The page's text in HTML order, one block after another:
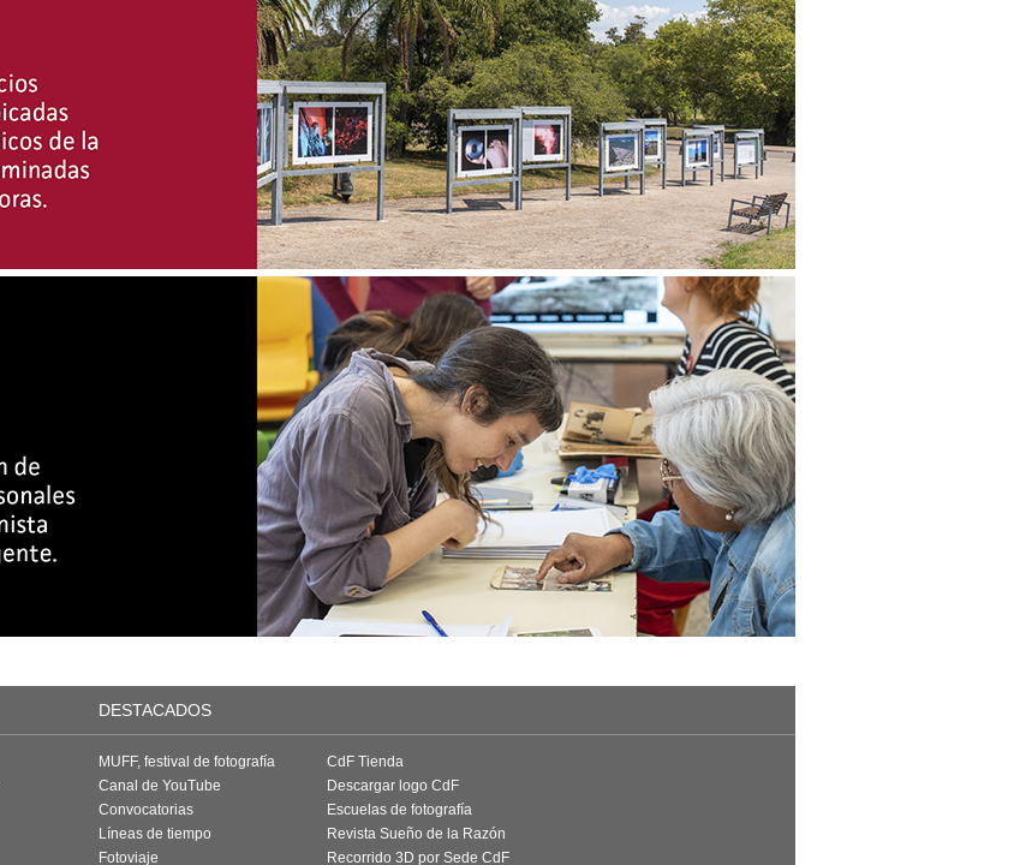
DESTACADOS
MUFF, festival de fotografía
Canal de YouTube
Convocatorias
Líneas de tiempo
Fotoviaje
CdF Tienda
Descargar logo CdF
Escuelas de fotografía
Revista Sueño de la Razón
Recorrido 3D por Sede CdF